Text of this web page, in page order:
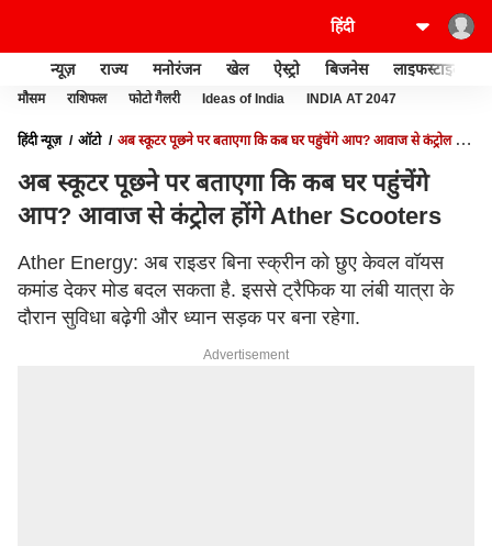
न्यूज़ राज्य मनोरंजन खेल ऐस्ट्रो बिजनेस लाइफस्टाइल
मौसम राशिफल फोटो गैलरी Ideas of India INDIA AT 2047
हिंदी न्यूज़ ऑटो
अब स्कूटर पूछने पर बताएगा कि कब घर पहुंचेंगे आप? आवाज से कंट्रोल होंगे
अब स्कूटर पूछने पर बताएगा कि कब घर पहुंचेंगे
आप? आवाज से कंट्रोल होंगे Ather Scooters
Ather Energy: अब राइडर बिना स्क्रीन को छुए केवल वॉयस
कमांड देकर मोड बदल सकता है. इससे ट्रैफिक या लंबी यात्रा के
दौरान सुविधा बढ़ेगी और ध्यान सड़क पर बना रहेगा.
Advertisement